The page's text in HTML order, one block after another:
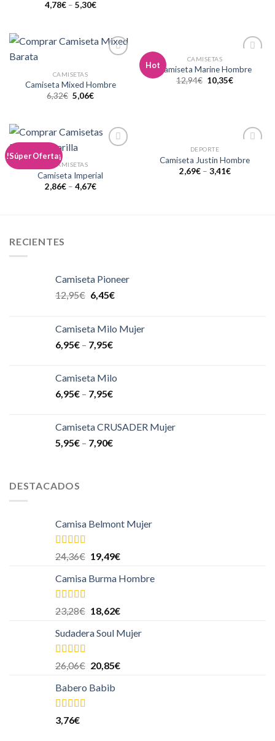
4,78€– 5,30€
lista de
deseos
CAMISETAS
Camiseta Mixed Hombre
6,32€ 5,06€
Hot
a la
CAMISETAS
Camiseta Marine Hombre
12,94€ 10,35€
!Súper Oferta¡
lista de
deseos
CAMISETAS
Camiseta Imperial
2,86€– 4,67€
a la
DEPORTE
Camiseta Justin Hombre
2,69€– 3,41€
RECIENTES
Camiseta Pioneer
12,95€ 6,45€
Camiseta Milo Mujer
6,95€ – 7,95€
Camiseta Milo
6,95€ – 7,95€
Camiseta CRUSADER Mujer
5,95€ – 7,90€
DESTACADOS
Camisa Belmont Mujer
Valorado
4.00
5
24,36€ 19,49€
Camisa Burma Hombre
Valorado
4.00
5
23,28€ 18,62€
Sudadera Soul Mujer
Valorado
4.00
5
26,06€ 20,85€
Babero Babib
Valorado
en
3,76€